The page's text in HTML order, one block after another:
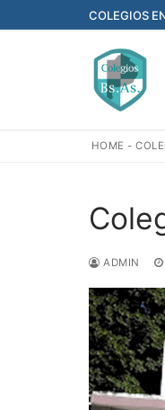
al
COLEGIOS
HOME -
ADMIN